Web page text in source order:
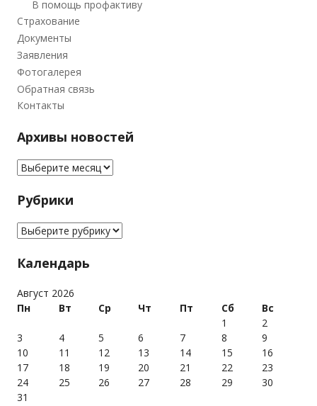
В помощь профактиву
Страхование
Документы
Заявления
Фотогалерея
Обратная связь
Контакты
Архивы новостей
Архивы новостей
Рубрики
Рубрики
Календарь
Август 2026
Пн
Вт Ср Чт Пт Сб
Вс
1
2
3
4 5 6 7 8
9
10
11 12 13 14 15
16
17
18 19 20 21 22
23
24
25 26 27 28 29
30
31